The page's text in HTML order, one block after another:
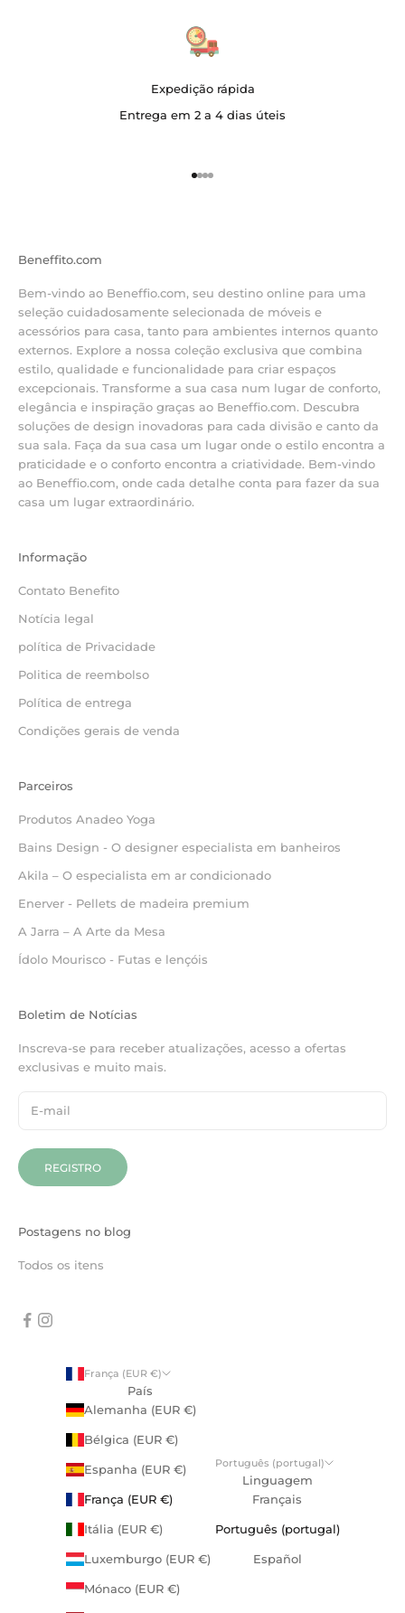
Expedição rápida
Entrega em 2 a 4 dias úteis
Vá para o item 1
Vá para o item 2
Vá para o item 3
Vá para o item 4
Beneffito.com
Bem-vindo ao Beneffio.com, seu destino online para uma
seleção cuidadosamente selecionada de móveis e
acessórios para casa, tanto para ambientes internos quanto
externos. Explore a nossa coleção exclusiva que combina
estilo, qualidade e funcionalidade para criar espaços
excepcionais. Transforme a sua casa num lugar de conforto,
elegância e inspiração graças ao Beneffio.com. Descubra
soluções de design inovadoras para cada divisão e canto da
sua sala. Faça da sua casa um lugar onde o estilo encontra a
praticidade e o conforto encontra a criatividade. Bem-vindo
ao Beneffio.com, onde cada detalhe conta para fazer da sua
casa um lugar extraordinário.
Informação
Contato Benefito
Notícia legal
política de Privacidade
Politica de reembolso
Política de entrega
Condições gerais de venda
Parceiros
Produtos Anadeo Yoga
Bains Design - O designer especialista em banheiros
Akila – O especialista em ar condicionado
Enerver - Pellets de madeira premium
A Jarra – A Arte da Mesa
Ídolo Mourisco - Futas e lençóis
Boletim de Notícias
Inscreva-se para receber atualizações, acesso a ofertas
exclusivas e muito mais.
REGISTRO
Postagens no blog
Todos os itens
França (EUR €)
País
Alemanha (EUR €)
Bélgica (EUR €)
Espanha (EUR €)
França (EUR €)
Itália (EUR €)
Luxemburgo (EUR €)
Mónaco (EUR €)
Português (portugal)
Linguagem
Français
Português (portugal)
Español